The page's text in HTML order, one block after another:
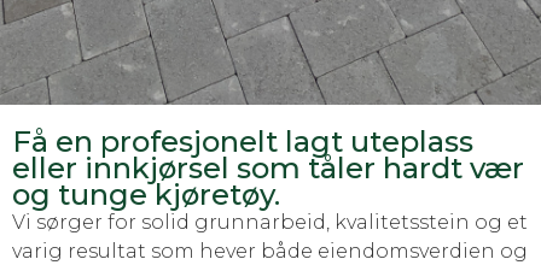
Få en profesjonelt lagt uteplass
eller innkjørsel som tåler hardt vær
og tunge kjøretøy.
Vi sørger for solid grunnarbeid, kvalitetsstein og et
varig resultat som hever både eiendomsverdien og